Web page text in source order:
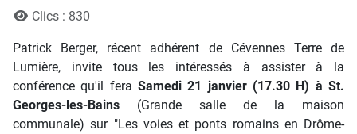
Clics : 830
Patrick Berger, récent adhérent de Cévennes Terre de
Lumière, invite tous les intéressés à assister à la
conférence qu'il fera Samedi 21 janvier (17.30 H) à St.
Georges-les-Bains (Grande salle de la maison
communale) sur "Les voies et ponts romains en Drôme-